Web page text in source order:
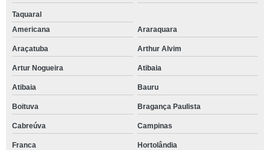
Taquaral
Americana
Araraquara
Araçatuba Arthur Alvim
Artur Nogueira Atibaia
Atibaia Bauru
Boituva Bragança Paulista
Cabreúva Campinas
Franca Hortolândia